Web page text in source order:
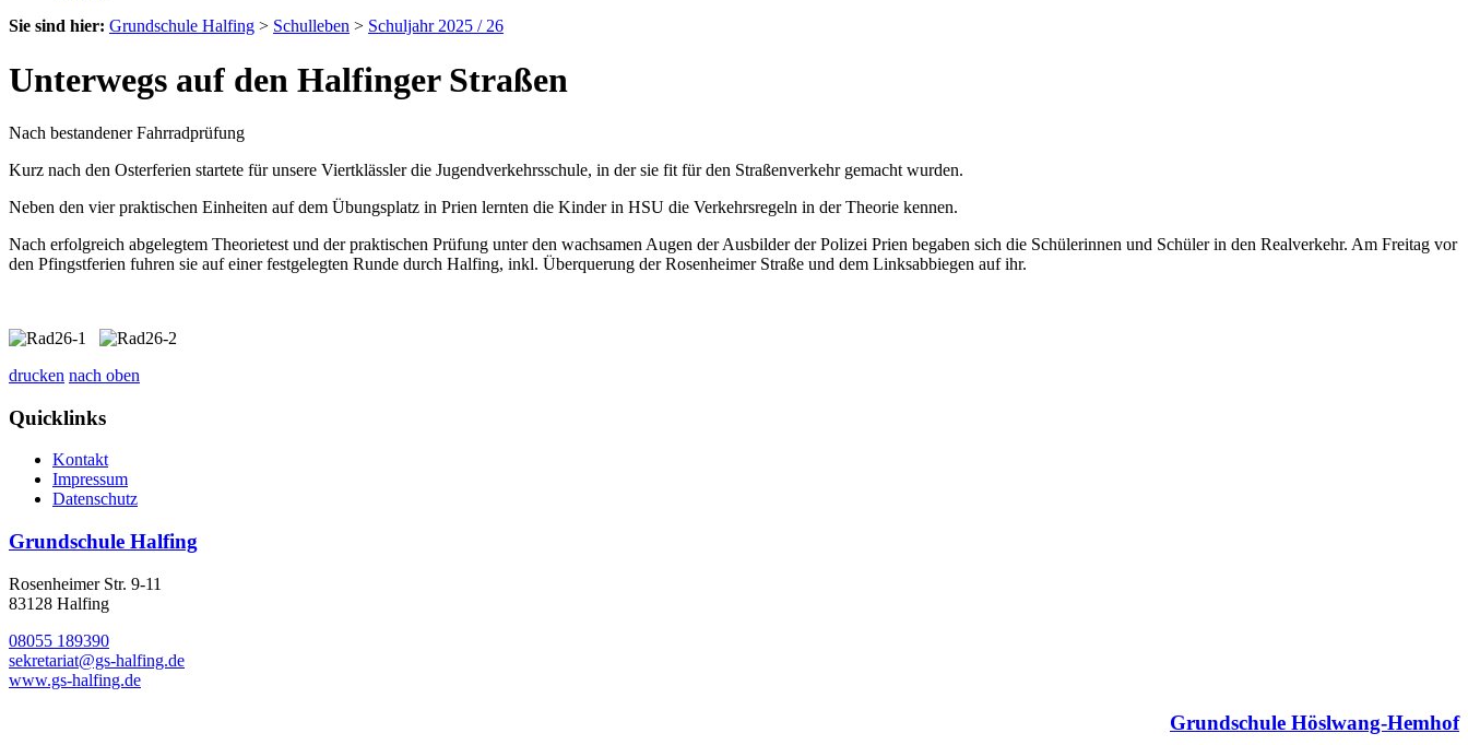
Sie sind hier: Grundschule Halfing > Schulleben > Schuljahr 2025 / 26
Unterwegs auf den Halfinger Straßen
Nach bestandener Fahrradprüfung
Kurz nach den Osterferien startete für unsere Viertklässler die Jugendverkehrsschule, in der sie fit für den Straßenverkehr gemacht wurden.
Neben den vier praktischen Einheiten auf dem Übungsplatz in Prien lernten die Kinder in HSU die Verkehrsregeln in der Theorie kennen.
Nach erfolgreich abgelegtem Theorietest und der praktischen Prüfung unter den wachsamen Augen der Ausbilder der Polizei Prien begaben sich die Schülerinnen und Schüler in den Realverkehr. Am Freitag vor
den Pfingstferien fuhren sie auf einer festgelegten Runde durch Halfing, inkl. Überquerung der Rosenheimer Straße und dem Linksabbiegen auf ihr.
drucken nach oben
Quicklinks
Kontakt
Impressum
Datenschutz
Grundschule Halfing
Rosenheimer Str. 9-11
83128 Halfing
08055 189390
sekretariat@gs-halfing.de
www.gs-halfing.de
Grundschule Höslwang-Hemhof